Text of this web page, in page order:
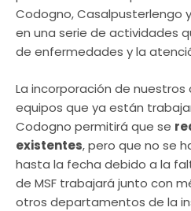
Codogno, Casalpusterlengo
en una serie de actividades
de enfermedades y la
La incorporación de
equipos que ya están
Codogno permitirá que se
existentes, pero que no se
hasta la fecha debido a la
de MSF trabajará junto con
otros departamentos de la